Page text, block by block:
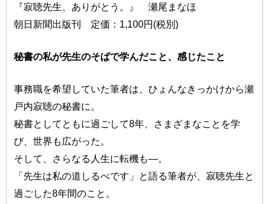
『寂聴先生、ありがとう。』 瀬尾まなほ
朝日新聞出版刊 定価：1,100円(税別)
秘書の私が先生のそばで学んだこと、感じたこと
事務職を希望していた筆者は、ひょんなきっかけから瀬
戸内寂聴の秘書に。
秘書としてともに過ごして8年、さまざまなことを学
び、世界も広がった。
そして、さらなる人生に転機も—。
「先生は私の道しるべです」と語る筆者が、寂聴先生と
過ごした8年間のこと。